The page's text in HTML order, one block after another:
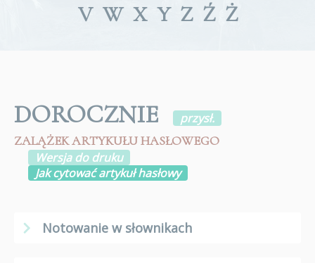
V W X Y Z Ź Ż
DOROCZNIE
przysł.
ZALĄŻEK ARTYKUŁU HASŁOWEGO
Wersja do druku
Jak cytować artykuł hasłowy
Notowanie w słownikach